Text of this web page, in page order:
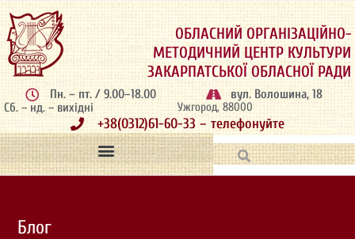
ОБЛАСНИЙ ОРГАНІЗАЦІЙНО-
МЕТОДИЧНИЙ ЦЕНТР КУЛЬТУРИ
ЗАКАРПАТСЬКОЇ ОБЛАСНОЇ РАДИ
Пн. – пт. / 9.00–18.00
Сб. – нд. – вихідні
вул. Волошина, 18
Ужгород, 88000
+38(0312)61-60-33 – телефонуйте
Блог